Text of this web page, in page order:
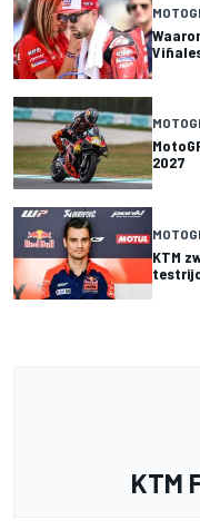
2027
KTM
KTM